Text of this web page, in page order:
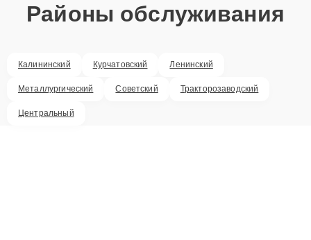
Районы обслуживания
Калининский Курчатовский Ленинский
Металлургический Советский Тракторозаводский
Центральный